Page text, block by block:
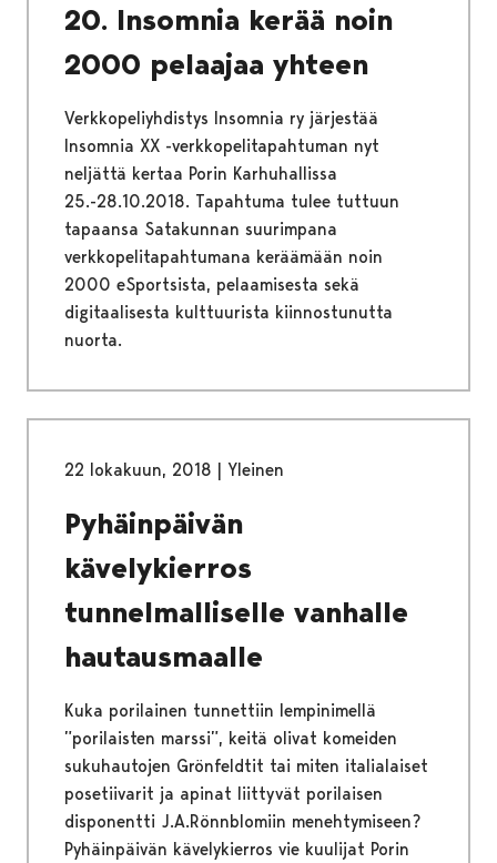
20. Insomnia kerää noin
2000 pelaajaa yhteen
Verkkopeliyhdistys Insomnia ry järjestää
Insomnia XX -verkkopelitapahtuman nyt
neljättä kertaa Porin Karhuhallissa
25.-28.10.2018. Tapahtuma tulee tuttuun
tapaansa Satakunnan suurimpana
verkkopelitapahtumana keräämään noin
2000 eSportsista, pelaamisesta sekä
digitaalisesta kulttuurista kiinnostunutta
nuorta.
22 lokakuun, 2018 | Yleinen
Pyhäinpäivän
kävelykierros
tunnelmalliselle vanhalle
hautausmaalle
Kuka porilainen tunnettiin lempinimellä
”porilaisten marssi”, keitä olivat komeiden
sukuhautojen Grönfeldtit tai miten italialaiset
posetiivarit ja apinat liittyvät porilaisen
disponentti J.A.Rönnblomiin menehtymiseen?
Pyhäinpäivän kävelykierros vie kuulijat Porin